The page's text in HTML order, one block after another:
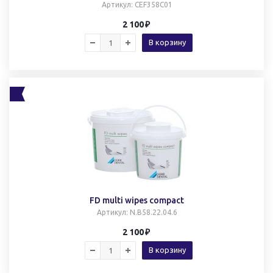
Артикул: CEF358C01
2 100
В корзину
FD multi wipes compact
Артикул: N.B58.22.04.6
2 100
В корзину